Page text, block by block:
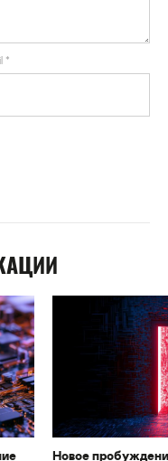
*
Новое